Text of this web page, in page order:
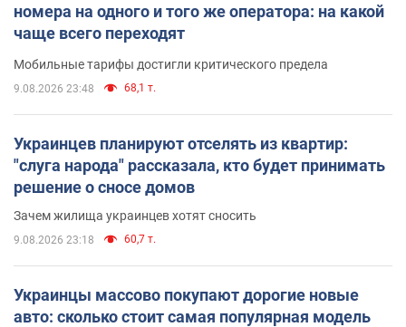
номера на одного и того же оператора: на какой
чаще всего переходят
Мобильные тарифы достигли критического предела
9.08.2026 23:48 68,1 т.
Украинцев планируют отселять из квартир:
"слуга народа" рассказала, кто будет принимать
решение о сносе домов
Зачем жилища украинцев хотят сносить
9.08.2026 23:18 60,7 т.
Украинцы массово покупают дорогие новые
авто: сколько стоит самая популярная модель